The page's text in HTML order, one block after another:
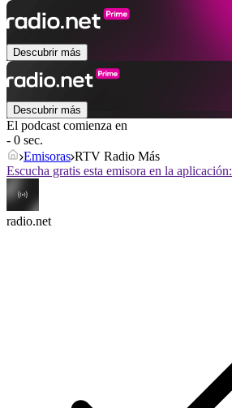
Descubrir más
Descubrir más
El podcast comienza en
- 0 sec.
Emisoras RTV Radio Más
Escucha gratis esta emisora en la aplicación:
radio.net